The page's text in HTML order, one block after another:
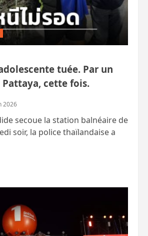
tuée. Par un
cette fois.
2026
secoue la station balnéaire de
soir, la police thaïlandaise a